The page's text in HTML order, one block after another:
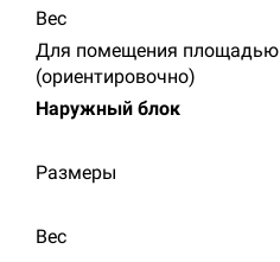
Вес
Для помещения площадью
(ориентировочно)
Наружный блок
Размеры
Вес